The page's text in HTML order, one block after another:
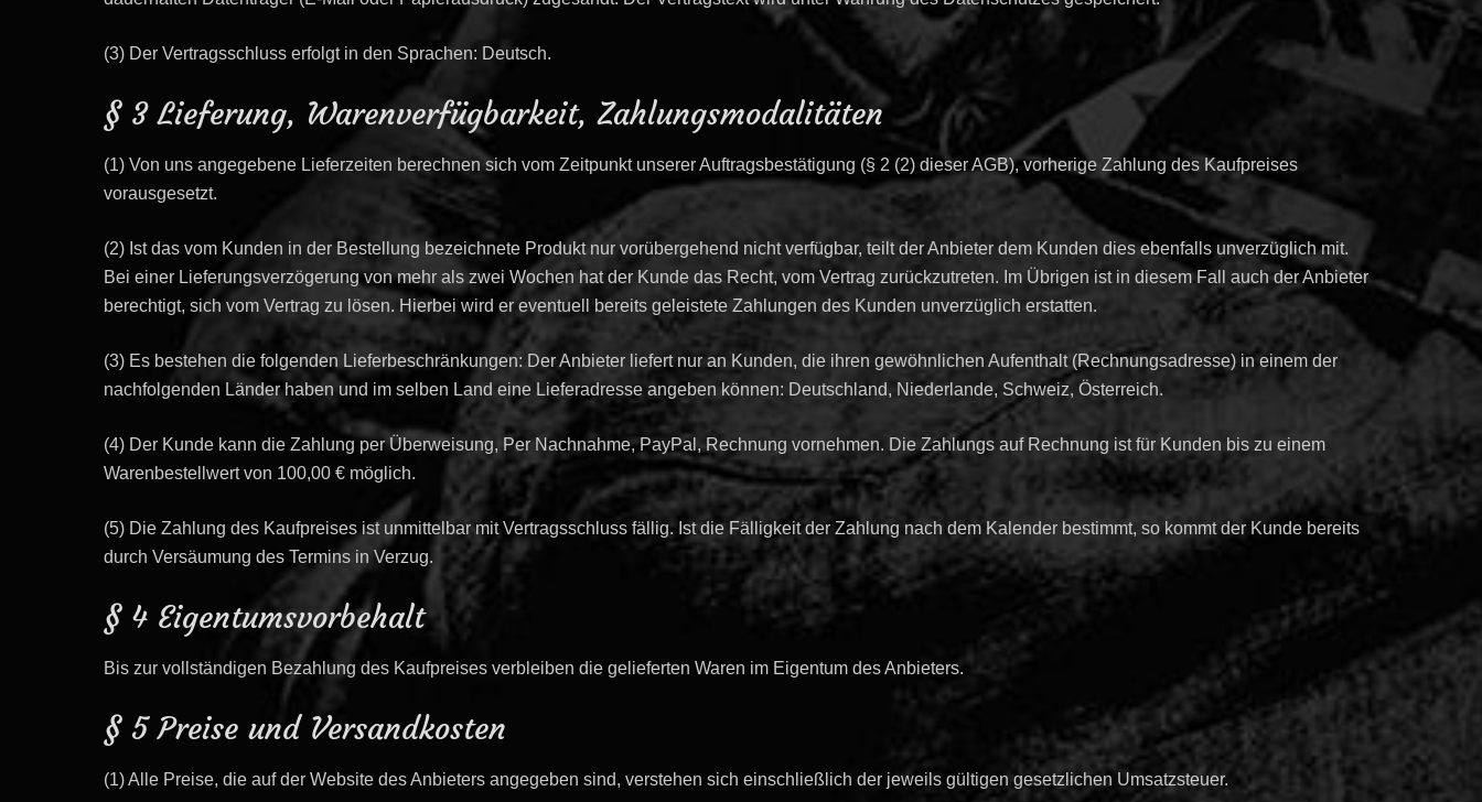
(3) Der Vertragsschluss erfolgt in den Sprachen: Deutsch.
§ 3 Lieferung, Warenverfügbarkeit, Zahlungsmodalitäten
(1) Von uns angegebene Lieferzeiten berechnen sich vom Zeitpunkt unserer Auftragsbestätigung (§ 2 (2) dieser AGB), vorherige Zahlung des Kaufpreises
vorausgesetzt.
(2) Ist das vom Kunden in der Bestellung bezeichnete Produkt nur vorübergehend nicht verfügbar, teilt der Anbieter dem Kunden dies ebenfalls unverzüglich mit.
Bei einer Lieferungsverzögerung von mehr als zwei Wochen hat der Kunde das Recht, vom Vertrag zurückzutreten. Im Übrigen ist in diesem Fall auch der Anbieter
berechtigt, sich vom Vertrag zu lösen. Hierbei wird er eventuell bereits geleistete Zahlungen des Kunden unverzüglich erstatten.
(3) Es bestehen die folgenden Lieferbeschränkungen: Der Anbieter liefert nur an Kunden, die ihren gewöhnlichen Aufenthalt (Rechnungsadresse) in einem der
nachfolgenden Länder haben und im selben Land eine Lieferadresse angeben können: Deutschland, Niederlande, Schweiz, Österreich.
(4) Der Kunde kann die Zahlung per Überweisung, Per Nachnahme, PayPal, Rechnung vornehmen. Die Zahlungs auf Rechnung ist für Kunden bis zu einem
Warenbestellwert von 100,00€ möglich.
(5) Die Zahlung des Kaufpreises ist unmittelbar mit Vertragsschluss fällig. Ist die Fälligkeit der Zahlung nach dem Kalender bestimmt, so kommt der Kunde bereits
durch Versäumung des Termins in Verzug.
§ 4 Eigentumsvorbehalt
Bis zur vollständigen Bezahlung des Kaufpreises verbleiben die gelieferten Waren im Eigentum des Anbieters.
§ 5 Preise und Versandkosten
(1) Alle Preise, die auf der Website des Anbieters angegeben sind, verstehen sich einschließlich der jeweils gültigen gesetzlichen Umsatzsteuer.